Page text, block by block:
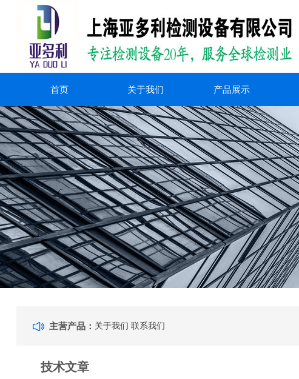
首页 关于我们 产品展示
主营产品： 关于我们 联系我们
技术文章